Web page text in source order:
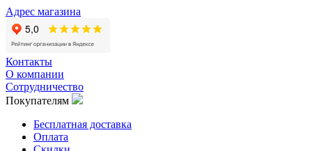
Адрес магазина
Контакты
О компании
Сотрудничество
Покупателям
Бесплатная доставка
Оплата